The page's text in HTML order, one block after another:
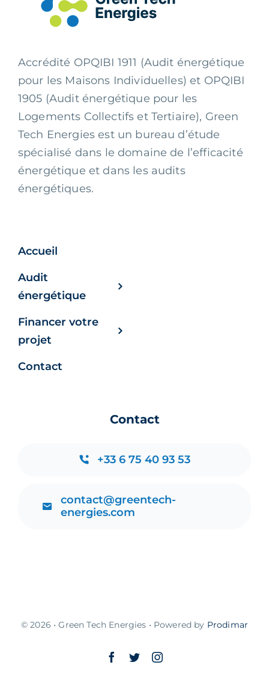
Accrédité OPQIBI 1911 (Audit énergétique
pour les Maisons Individuelles) et OPQIBI
1905 (Audit énergétique pour les
Logements Collectifs et Tertiaire), Green
Tech Energies est un bureau d’étude
spécialisé dans le domaine de l’efficacité
énergétique et dans les audits
énergétiques.
Accueil
Audit
énergétique
Financer votre
projet
Contact
Contact
+33 6 75 40 93 53
contact@greentech-
energies.com
© 2026 • Green Tech Energies • Powered by Prodimar